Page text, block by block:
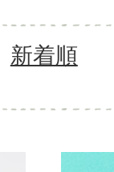
新着順